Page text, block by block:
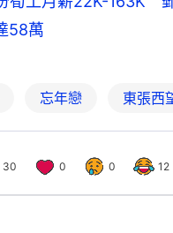
58萬
忘年戀 東張西
30 0 0 12